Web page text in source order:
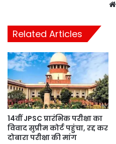
Related Articles
14वीं JPSC प्रारंभिक परीक्षा का
विवाद सुप्रीम कोर्ट पहुंचा, रद्द कर
दोबारा परीक्षा की मांग